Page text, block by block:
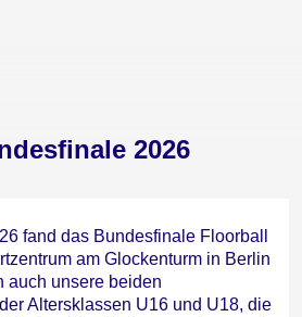
2026
fand das Bundesfinale Floorball
am Glockenturm in Berlin
auch unsere beiden
Altersklassen U16 und U18, die